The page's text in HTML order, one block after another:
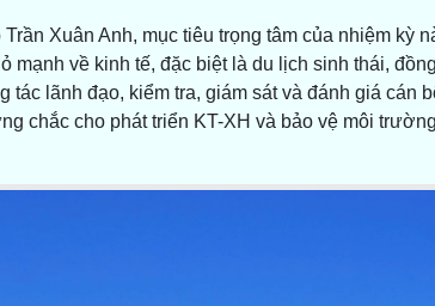
Xuân Anh, mục tiêu trọng tâm của nhiệm kỳ
mạnh về kinh tế, đặc biệt là du lịch sinh thái,
lãnh đạo, kiểm tra, giám sát và đánh giá cán
chắc cho phát triển KT-XH và bảo vệ môi